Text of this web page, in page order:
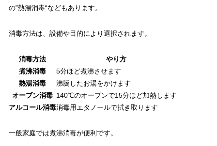
の”熱湯消毒“などもあります。
消毒方法は、設備や目的により選択されます。
消毒方法
やり方
煮沸消毒
5分ほど煮沸させます
熱湯消毒
沸騰したお湯をかけます
オーブン消毒 140℃のオーブンで15分ほど加熱します
アルコール消毒消毒用エタノールで拭き取ります
一般家庭では煮沸消毒が便利です。